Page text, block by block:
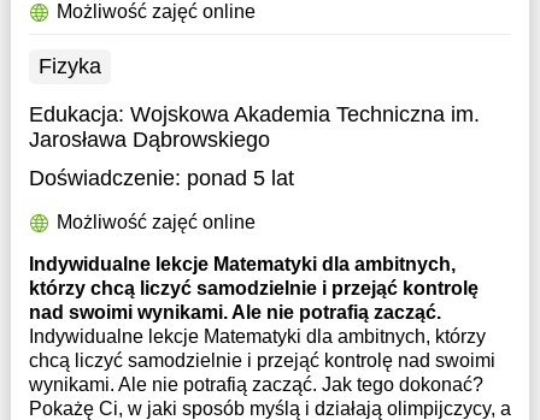
Możliwość zajęć online
Fizyka
Edukacja: Wojskowa Akademia Techniczna im.
Jarosława Dąbrowskiego
Doświadczenie: ponad 5 lat
Możliwość zajęć online
Indywidualne lekcje Matematyki dla ambitnych,
którzy chcą liczyć samodzielnie i przejąć kontrolę
nad swoimi wynikami. Ale nie potrafią zacząć.
Indywidualne lekcje Matematyki dla ambitnych, którzy
chcą liczyć samodzielnie i przejąć kontrolę nad swoimi
wynikami. Ale nie potrafią zacząć. Jak tego dokonać?
Pokażę Ci, w jaki sposób myślą i działają olimpijczycy, a